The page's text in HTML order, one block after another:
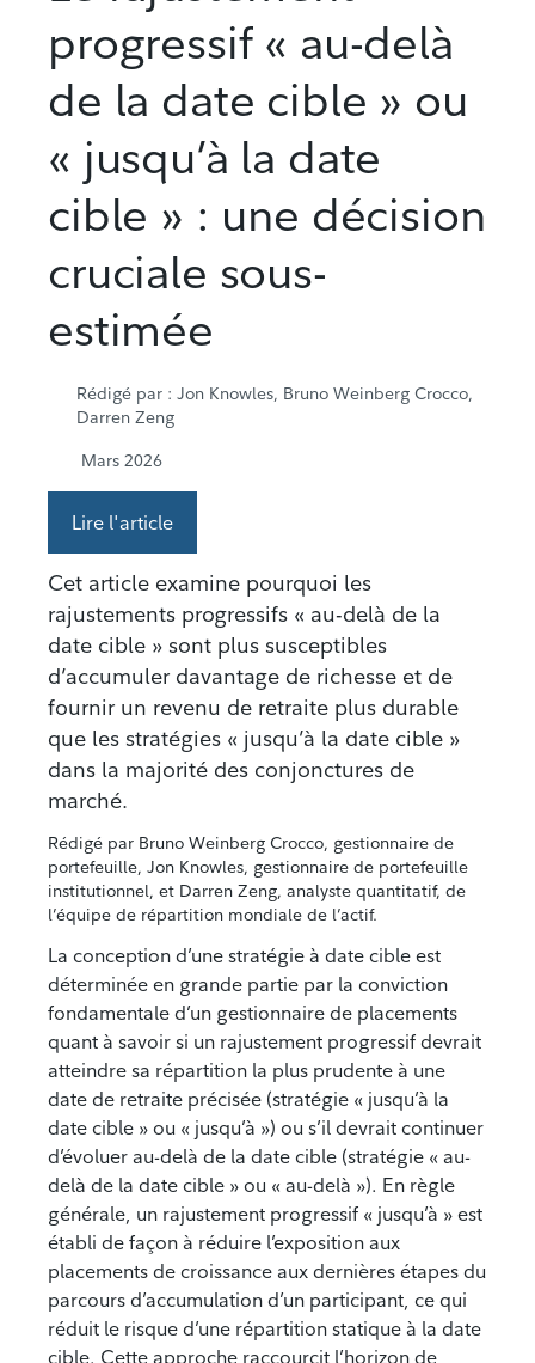
progressif « au-delà
de la date cible » ou
« jusqu’à la date
cible » : une décision
cruciale sous-
estimée
Rédigé par : Jon Knowles, Bruno Weinberg Crocco,
Darren Zeng
Mars 2026
Lire l'article
Cet article examine pourquoi les
rajustements progressifs « au-delà de la
date cible » sont plus susceptibles
d’accumuler davantage de richesse et de
fournir un revenu de retraite plus durable
que les stratégies « jusqu’à la date cible »
dans la majorité des conjonctures de
marché.
Rédigé par Bruno Weinberg Crocco, gestionnaire de
portefeuille, Jon Knowles, gestionnaire de portefeuille
institutionnel, et Darren Zeng, analyste quantitatif, de
l’équipe de répartition mondiale de l’actif.
La conception d’une stratégie à date cible est
déterminée en grande partie par la conviction
fondamentale d’un gestionnaire de placements
quant à savoir si un rajustement progressif devrait
atteindre sa répartition la plus prudente à une
date de retraite précisée (stratégie « jusqu’à la
date cible » ou « jusqu’à ») ou s’il devrait continuer
d’évoluer au-delà de la date cible (stratégie « au-
delà de la date cible » ou « au-delà »). En règle
générale, un rajustement progressif « jusqu’à » est
établi de façon à réduire l’exposition aux
placements de croissance aux dernières étapes du
parcours d’accumulation d’un participant, ce qui
réduit le risque d’une répartition statique à la date
cible. Cette approche raccourcit l’horizon de